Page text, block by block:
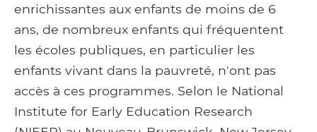
enrichissantes aux enfants de moins de 6
ans, de nombreux enfants qui fréquentent
les écoles publiques, en particulier les
enfants vivant dans la pauvreté, n'ont pas
accès à ces programmes. Selon le National
Institute for Early Education Research